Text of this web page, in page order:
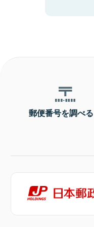
郵便番号を調べる